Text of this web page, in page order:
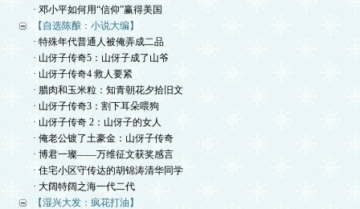
· 邓小平如何用“信仰”赢得美国
【自选陈酿：小说大编】
· 特殊年代普通人被俺弄成二品
· 山伢子传奇5：山伢子成了山爷
· 山伢子传奇4 救人要紧
· 腊肉和玉米粒：知青朝花夕拾旧文
· 山伢子传奇3：割下耳朵喂狗
· 山伢子传奇 2：山伢子的女人
· 俺老公镀了土豪金：山伢子传奇
· 博君一璨——万维征文获奖感言
· 住宅小区守传达的胡锦涛清华同学
· 大阔特阔之海一代二代
【湿兴大发：疯花打油】